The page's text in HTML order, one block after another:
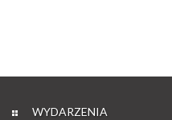
WYDARZENIA